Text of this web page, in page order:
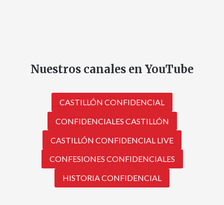
Nuestros canales en YouTube
CASTILLÓN CONFIDENCIAL
CONFIDENCIALES CASTILLÓN
CASTILLÓN CONFIDENCIAL LIVE
CONFESIONES CONFIDENCIALES
HISTORIA CONFIDENCIAL